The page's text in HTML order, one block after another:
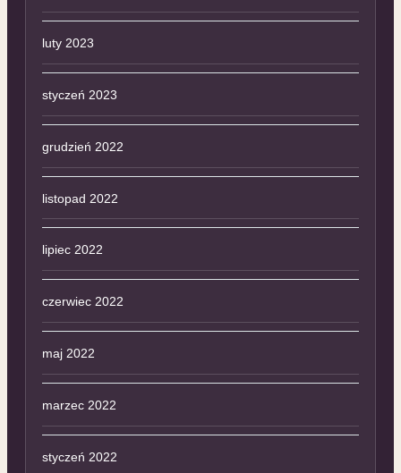
luty 2023
styczeń 2023
grudzień 2022
listopad 2022
lipiec 2022
czerwiec 2022
maj 2022
marzec 2022
styczeń 2022